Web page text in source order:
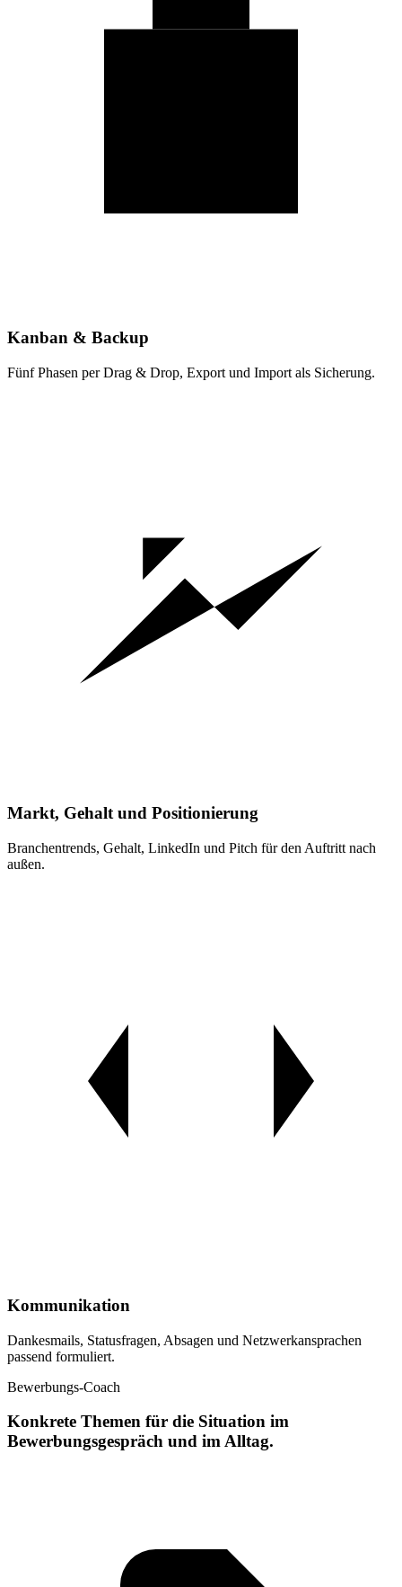
Kanban & Backup
Fünf Phasen per Drag & Drop, Export und Import als Sicherung.
Markt, Gehalt und Positionierung
Branchentrends, Gehalt, LinkedIn und Pitch für den Auftritt nach
außen.
Kommunikation
Dankesmails, Statusfragen, Absagen und Netzwerkansprachen
passend formuliert.
Bewerbungs-Coach
Konkrete Themen für die Situation im
Bewerbungsgespräch und im Alltag.